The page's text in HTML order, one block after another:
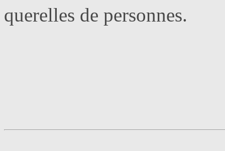
querelles de personnes.